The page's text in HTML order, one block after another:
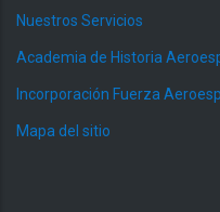
Nuestros Servicios
Academia de Historia
Incorporación Fuerza
Mapa del sitio